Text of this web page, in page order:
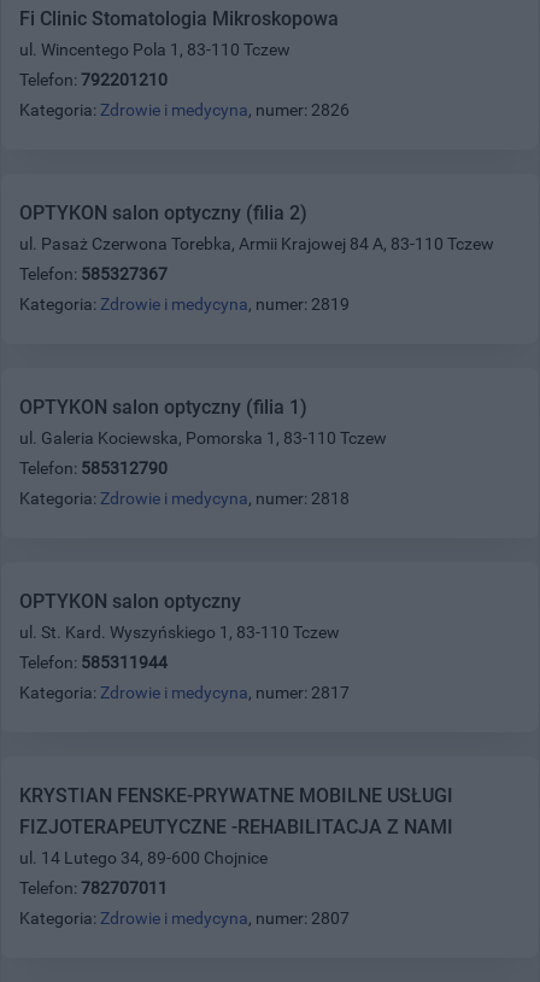
Fi Clinic Stomatologia Mikroskopowa
ul. Wincentego Pola 1, 83-110 Tczew
Telefon: 792201210
Kategoria: Zdrowie i medycyna, numer: 2826
OPTYKON salon optyczny (filia 2)
ul. Pasaż Czerwona Torebka, Armii Krajowej 84 A, 83-110 Tczew
Telefon: 585327367
Kategoria: Zdrowie i medycyna, numer: 2819
OPTYKON salon optyczny (filia 1)
ul. Galeria Kociewska, Pomorska 1, 83-110 Tczew
Telefon: 585312790
Kategoria: Zdrowie i medycyna, numer: 2818
OPTYKON salon optyczny
ul. St. Kard. Wyszyńskiego 1, 83-110 Tczew
Telefon: 585311944
Kategoria: Zdrowie i medycyna, numer: 2817
KRYSTIAN FENSKE-PRYWATNE MOBILNE USŁUGI
FIZJOTERAPEUTYCZNE -REHABILITACJA Z NAMI
ul. 14 Lutego 34, 89-600 Chojnice
Telefon: 782707011
Kategoria: Zdrowie i medycyna, numer: 2807